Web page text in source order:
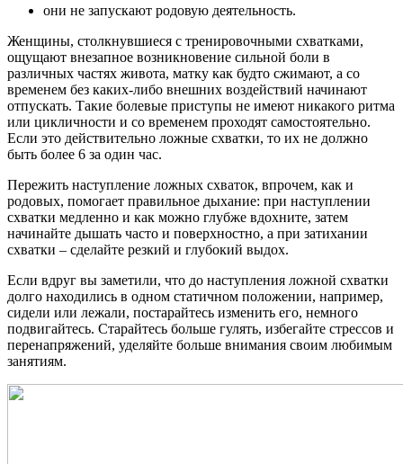
они не запускают родовую деятельность.
Женщины, столкнувшиеся с тренировочными схватками,
ощущают внезапное возникновение сильной боли в
различных частях живота, матку как будто сжимают, а со
временем без каких-либо внешних воздействий начинают
отпускать. Такие болевые приступы не имеют никакого ритма
или цикличности и со временем проходят самостоятельно.
Если это действительно ложные схватки, то их не должно
быть более 6 за один час.
Пережить наступление ложных схваток, впрочем, как и
родовых, помогает правильное дыхание: при наступлении
схватки медленно и как можно глубже вдохните, затем
начинайте дышать часто и поверхностно, а при затихании
схватки – сделайте резкий и глубокий выдох.
Если вдруг вы заметили, что до наступления ложной схватки
долго находились в одном статичном положении, например,
сидели или лежали, постарайтесь изменить его, немного
подвигайтесь. Старайтесь больше гулять, избегайте стрессов и
перенапряжений, уделяйте больше внимания своим любимым
занятиям.